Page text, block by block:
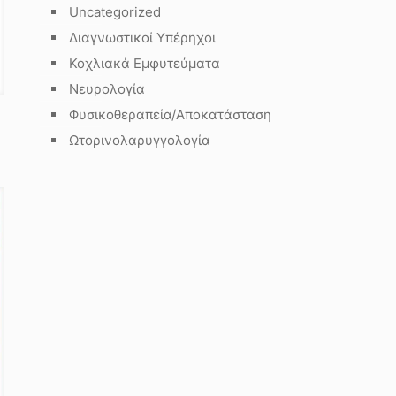
Uncategorized
Διαγνωστικοί Υπέρηχοι
Κοχλιακά Εμφυτεύματα
Νευρολογία
Φυσικοθεραπεία/Αποκατάσταση
Ωτορινολαρυγγολογία